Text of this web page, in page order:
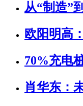
从“制造”
欧阳明高
70%充电
肖华东：